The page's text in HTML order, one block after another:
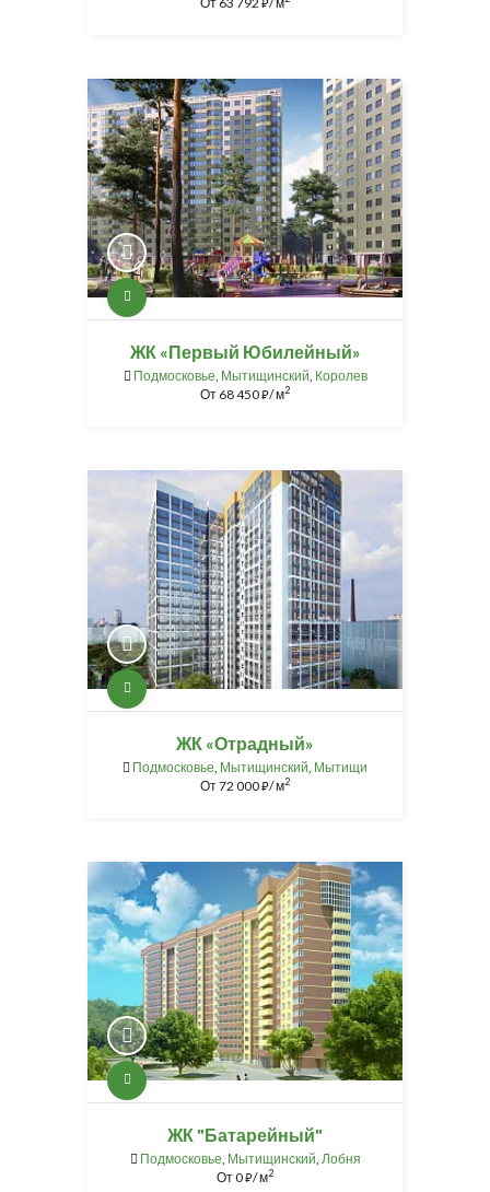
⃏
ЖК «Первый Юбилейный»
Подмосковье Мытищинский Королев
От 68 450⃏/ м2
ЖК «Отрадный»
Подмосковье Мытищинский Мытищи
От72 000⃏/ м2
ЖК "Батарейный"
Подмосковье Мытищинский Лобня
От0⃏/ м2